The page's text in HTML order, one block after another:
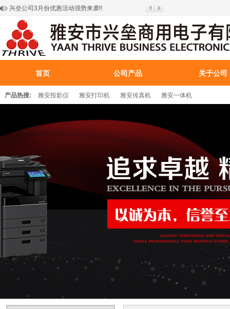
兴垒公司3月份优惠活动强势来袭!!
关于疫情期间公司上班通知
兴垒公司网站试运行：操作指南
易控宝正版获取流程
首页 公司产品 关于公司
产品热搜: 雅安投影仪 雅安打印机 雅安传真机 雅安一体机